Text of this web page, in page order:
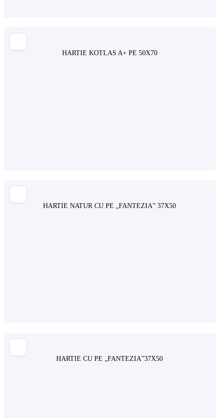
HARTIE KOTLAS A+ PE 50X70
HARTIE NATUR CU PE „FANTEZIA” 37X50
HARTIE CU PE „FANTEZIA”37X50